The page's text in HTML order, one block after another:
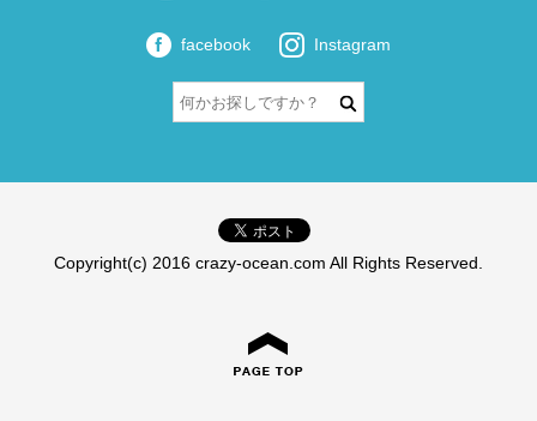
facebook Instagram
Copyright(c) 2016 crazy-ocean.com All Rights Reserved.